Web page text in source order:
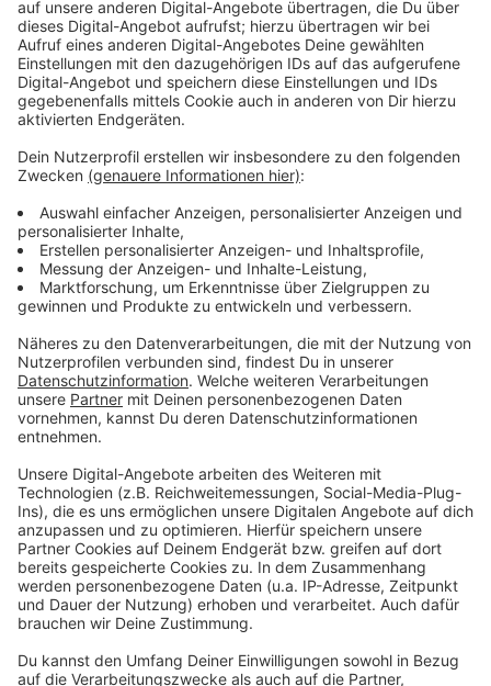
Management Platform
Stamp will auch dafür sorgen, dass die Kitas morgens,
abends und am Wochenende länger geöffnet haben -
zum Beispiel für Alleinerziehende, die in Schichten
arbeiten. Außerdem will man die Ausbildung zur
einen großen Fachkräftemangel gibt.
Anzeige
Weiter massive Proteste
Gestern gab gegen die Reform hat vor dem Landtag
erneut Proteste: Ein Aktionsbündnis hatte 80.000
Unterschriften von Erzieherinnen und Erziehern
übergeben. Im Kern sagen die Gegner des Gesetzes,
dass die Kitas in Wahrheit noch mehr Personal
brauchen. Das Protest-Bündnis kritisiert außerdem die
geplante Flexibilisierung der Öffnungszeiten für Kitas.
Das ginge auf Kosten der Mitarbeiter, heißt es.
Anzeige